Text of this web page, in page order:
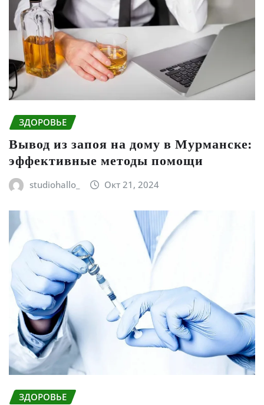
ЗДОРОВЬЕ
Вывод из запоя на дому в Мурманске:
эффективные методы помощи
studiohallo_ Окт 21, 2024
ЗДОРОВЬЕ